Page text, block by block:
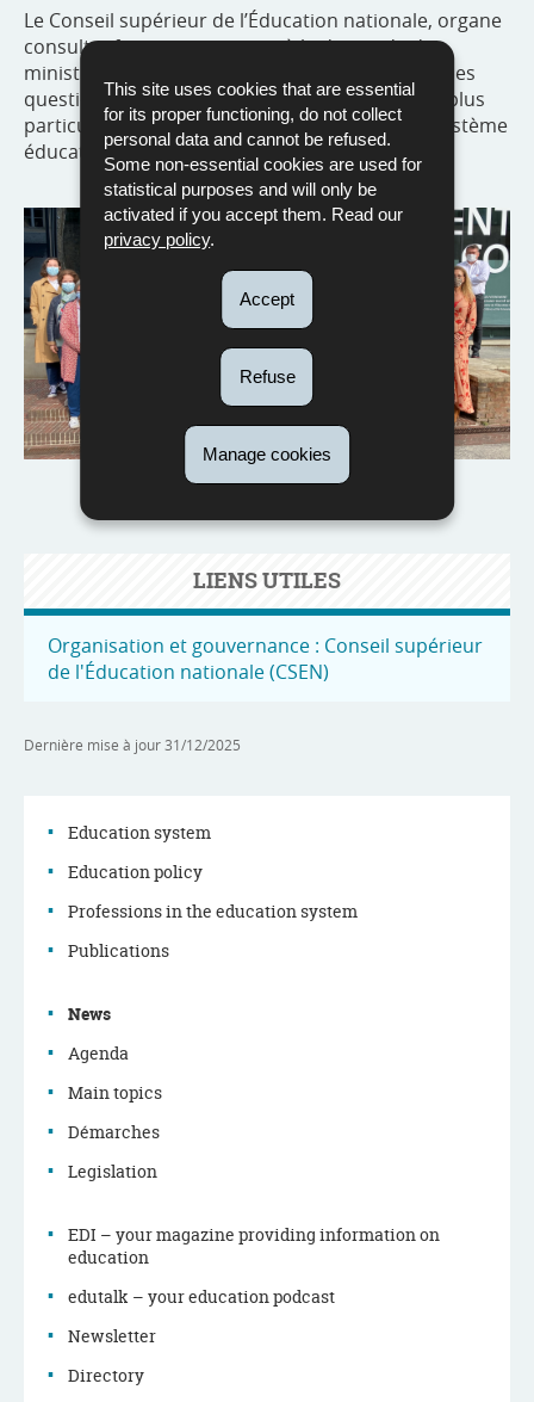
This site uses cookies that are essential
for its proper functioning, do not collect
personal data and cannot be refused.
Some non-essential cookies are used for
statistical purposes and will only be
activated if you accept them. Read our
privacy policy.
Accept
Refuse
Manage cookies
Le Conseil supérieur de l’Éducation nationale, organe
consultatif, se prononce soit à la demande du
ministre, soit de sa propre initiative, sur toutes les
questions ayant trait à l’Éducation nationale et plus
particulièrement les grandes orientations du système
éducatif.
LIENS UTILES
Organisation et gouvernance : Conseil supérieur
de l'Éducation nationale (CSEN)
Dernière mise à jour31/12/2025
Navigation
menu
Education system
Education policy
Professions in the education system
Publications
News
Agenda
Main topics
Démarches
Legislation
EDI – your magazine providing information on
education
edutalk – your education podcast
Newsletter
Directory